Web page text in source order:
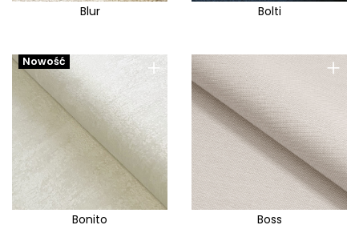
Blur Bolti
+
Nowość
Bonito
+
Boss